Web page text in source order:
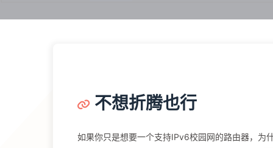
不想折腾也行
如果你只是想要一个支持IPv6校园网的路由器，为